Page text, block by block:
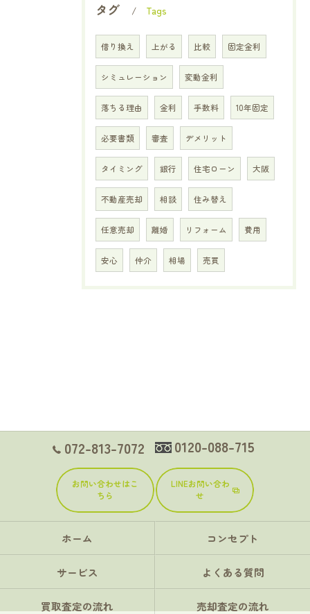
タグ Tags
借り換え 上がる 比較 固定金利
シミュレーション 変動金利
落ちる理由 金利 手数料 10年固定
必要書類 審査 デメリット
タイミング 銀行 住宅ローン 大阪
不動産売却 相談 住み替え
任意売却 離婚 リフォーム 費用
安心 仲介 相場 売買
072-813-7072 0120-088-715
お問い合わせはこ
ちら
LINEお問い合わ
せ
ホーム コンセプト
サービス よくある質問
買取査定の流れ 売却査定の流れ